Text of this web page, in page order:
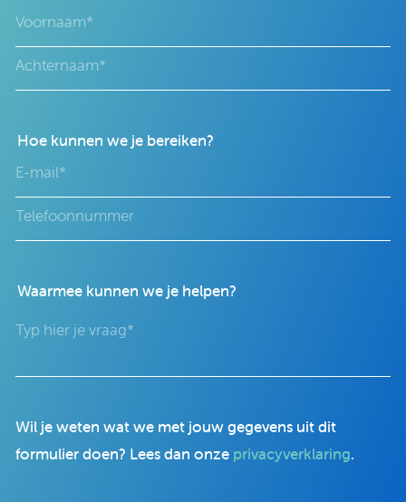
Hoe kunnen we je bereiken?
Waarmee kunnen we je helpen?
Wil je weten wat we met jouw gegevens uit dit
formulier doen? Lees dan onze privacyverklaring.